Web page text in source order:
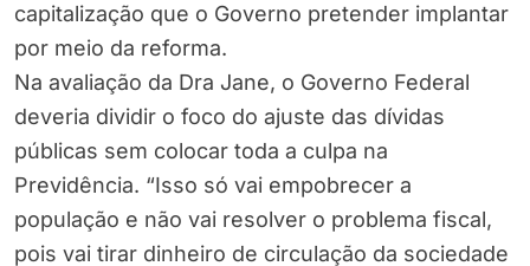
capitalização que o Governo pretender implantar
por meio da reforma.
Na avaliação da Dra Jane, o Governo Federal
deveria dividir o foco do ajuste das dívidas
públicas sem colocar toda a culpa na
Previdência. “Isso só vai empobrecer a
população e não vai resolver o problema fiscal,
pois vai tirar dinheiro de circulação da sociedade